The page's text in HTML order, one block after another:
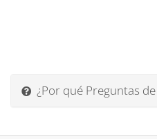
¿Por qué Preguntas